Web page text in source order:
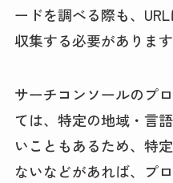
ードを調べる際も、
収集する必要があります
サーチコンソールのプ
ては、特定の地域・言
いこともあるため、特
ないなどがあれば、プ